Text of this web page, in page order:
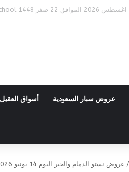
عروض سبار السعودية أسواق العقيل
/ عروض نستو الدمام والخبر اليوم 14 يونيو 2026 الموافق 28 ذو الحجة 1447عروض طازجة لمدة 3 أيام & العروض الأسبوعية